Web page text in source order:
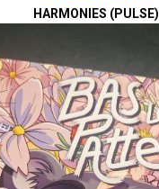
HARMONIES (PULSE)